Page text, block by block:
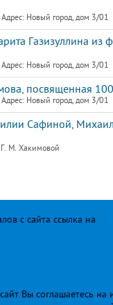
Новый город, дом 3/01
Газизуллина
Новый город, дом 3/01
посвященная
Новый город, дом 3/01
Сафиной,
Г. М. Хакимовой
с сайта ссылка на
Вы соглашаетесь